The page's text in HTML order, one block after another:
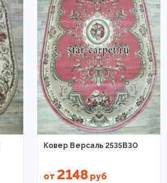
Ковер Версаль 2535B3O
от 2148руб